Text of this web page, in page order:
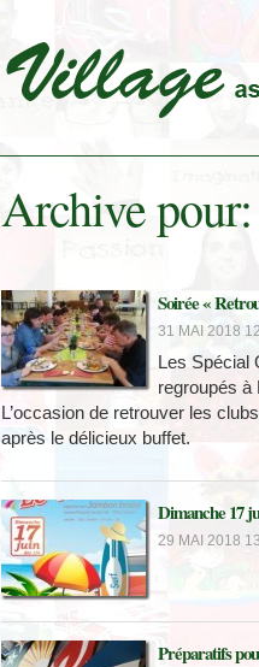
Archive
Soirée «
31 MAI 2018
Les Spécial
regroupés à
L’occasion de retrouver les
après le délicieux buffet.
Dimanche 17
29 MAI 2018
Préparatifs